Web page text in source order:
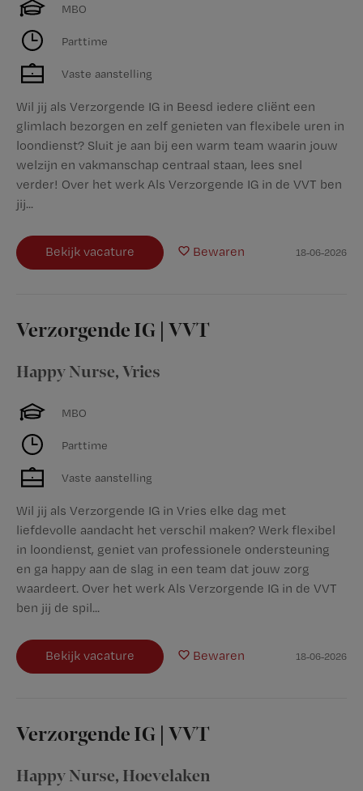
MBO
Parttime
Vaste aanstelling
Wil jij als Verzorgende IG in Beesd iedere cliënt een
glimlach bezorgen en zelf genieten van flexibele uren in
loondienst? Sluit je aan bij een warm team waarin jouw
welzijn en vakmanschap centraal staan, lees snel
verder! Over het werk Als Verzorgende IG in de VVT ben
jij...
Bekijk vacature Bewaren 18-06-2026
Verzorgende IG | VVT
Happy Nurse, Vries
MBO
Parttime
Vaste aanstelling
Wil jij als Verzorgende IG in Vries elke dag met
liefdevolle aandacht het verschil maken? Werk flexibel
in loondienst, geniet van professionele ondersteuning
en ga happy aan de slag in een team dat jouw zorg
waardeert. Over het werk Als Verzorgende IG in de VVT
ben jij de spil...
Bekijk vacature Bewaren 18-06-2026
Verzorgende IG | VVT
Happy Nurse, Hoevelaken